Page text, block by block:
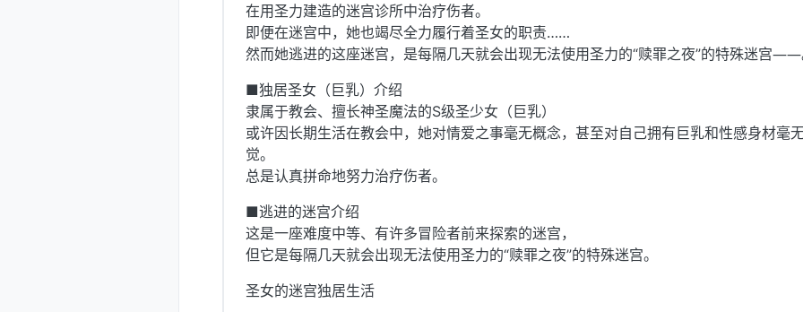
在用圣力建造的迷宫诊所中治疗伤者。
即便在迷宫中，她也竭尽全力履行着圣女的职责……
然而她逃进的这座迷宫，是每隔几天就会出现无法使用圣力的“赎罪之夜”的特殊迷宫
■独居圣女（巨乳）介绍
隶属于教会、擅长神圣魔法的S级圣少女（巨乳）
或许因长期生活在教会中，她对情爱之事毫无概念，甚至对自己拥有巨乳和性感身材毫
觉。
总是认真拼命地努力治疗伤者。
■逃进的迷宫介绍
这是一座难度中等、有许多冒险者前来探索的迷宫，
但它是每隔几天就会出现无法使用圣力的“赎罪之夜”的特殊迷宫。
圣女的迷宫独居生活